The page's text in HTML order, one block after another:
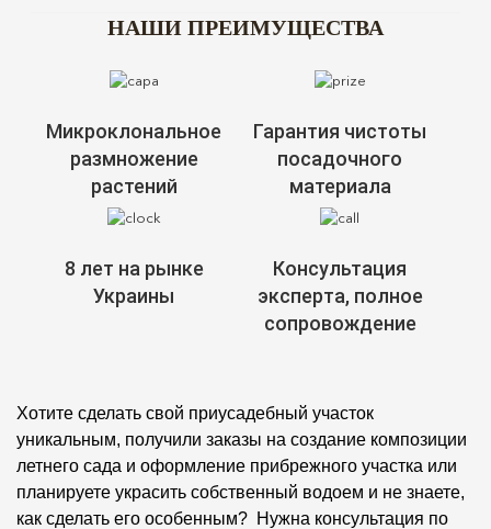
НАШИ ПРЕИМУЩЕСТВА
Микроклональное
размножение
растений
Гарантия чистоты
посадочного
материала
8 лет на рынке
Украины
Консультация
эксперта, полное
сопровождение
Хотите сделать свой приусадебный участок
уникальным, получили заказы на создание композиции
летнего сада и оформление прибрежного участка или
планируете украсить собственный водоем и не знаете,
как сделать его особенным? Нужна консультация по